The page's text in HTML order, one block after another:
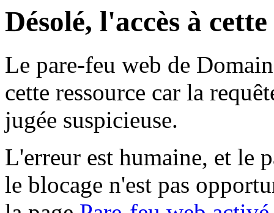
Désolé, l'accès à
Le pare-feu web de
cette ressource car la
jugée suspicieuse.
L'erreur est humaine, et le
le blocage n'est pas